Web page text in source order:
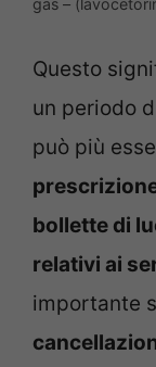
gas –
Questo
un periodo
può più
bollette di
relativi ai
importante